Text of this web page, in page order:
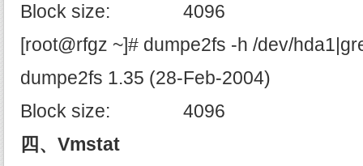
Block size: 4096
[root@rfgz ~]# dumpe2fs -h /dev/
dumpe2fs 1.35 (28-Feb-2004)
Block size: 4096
四、Vmstat